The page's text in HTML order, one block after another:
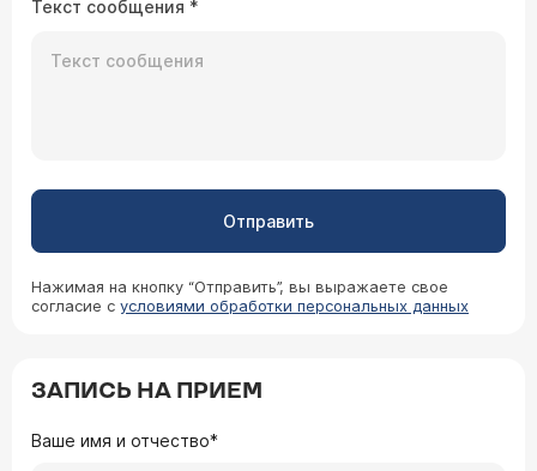
Текст сообщения *
Отправить
Нажимая на кнопку “Отправить”, вы выражаете свое
согласие с условиями обработки персональных данных
ЗАПИСЬ НА ПРИЕМ
Ваше имя и отчество*